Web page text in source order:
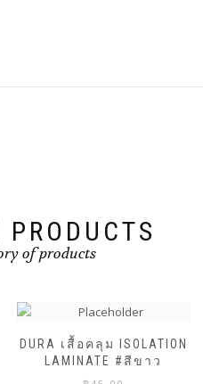
of products
DURA เสื้อคลุม ISOLATION
LAMINATE #สีขาว